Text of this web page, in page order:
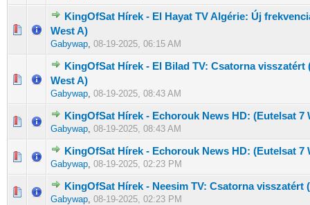
KingOfSat Hírek - El Hayat TV Algérie: Új
West A)
Gabywap, 08-19-2025, 06:15 AM
KingOfSat Hírek - El Bilad TV: Csatorna visszatért
West A)
Gabywap, 08-19-2025, 08:43 AM
KingOfSat Hírek - Echorouk News HD: (Eutelsat 7
Gabywap, 08-19-2025, 08:43 AM
0 Szavazat - 0 / 5 átlagban
12345
KingOfSat Hírek - Echorouk News HD: (Eutelsat 7
Gabywap, 08-19-2025, 02:23 PM
0 Szavazat - 0 / 5 átlagban
12345
KingOfSat Hírek - Neesim TV: Csatorna visszatért
Gabywap, 08-19-2025, 02:23 PM
0 Szavazat - 0 / 5 átlagban
1 2345